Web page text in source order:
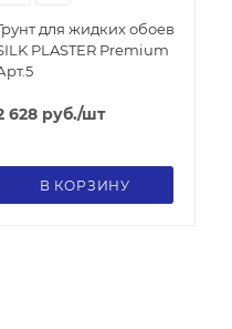
для жидких обоев
PLASTER Premium
628 руб./шт
В КОРЗИНУ